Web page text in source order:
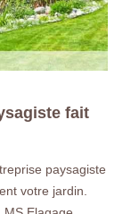
fait
paysagiste
votre jardin.